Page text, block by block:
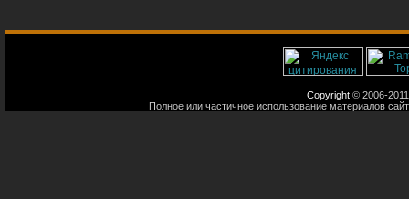
Copyright © 2006-
Полное или частичное использование материалов